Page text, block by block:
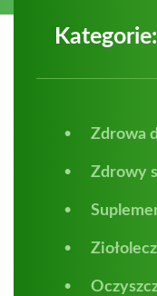
Kategorie:
Zdrowa
Zdrowy